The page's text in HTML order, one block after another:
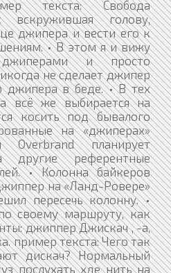
текста: Свобода
вскружившая голову,
джипера и вести его к
• В этом я и вижу
и просто
не сделает джипер
джипера в беде. • В тех
всё же выбирается на
косить под бывалого
на «джиперах»
планирует
другие референтные
• Колонна байкеров
на «Ланд-Ровере»
пересечь колонну. •
своему маршруту, как
джиппер Джискач , -а,
пример текста: Чего так
дискач? Нормальный
послухать хде нить на